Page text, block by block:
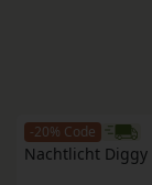
-20% Code
Nachtlicht Diggy